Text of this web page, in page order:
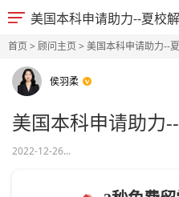
美国本科申请助力--夏校
首页> 顾问主页> 美国本科申请助力--
侯羽柔
美国本科申请助力
2022-12-26...